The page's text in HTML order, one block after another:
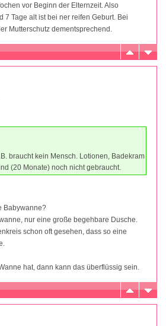
vor Beginn der Elternzeit. Also
7 Tage alt ist bei ner reifen Geburt. Bei
Mutterschutz dementsprechend.
braucht kein Mensch. Lotionen, Badekram
(20 Monate) noch nicht gebraucht.
Babywanne?
nur eine große begehbare Dusche.
schon oft gesehen, dass so eine
hat, dann kann das überflüssig sein.